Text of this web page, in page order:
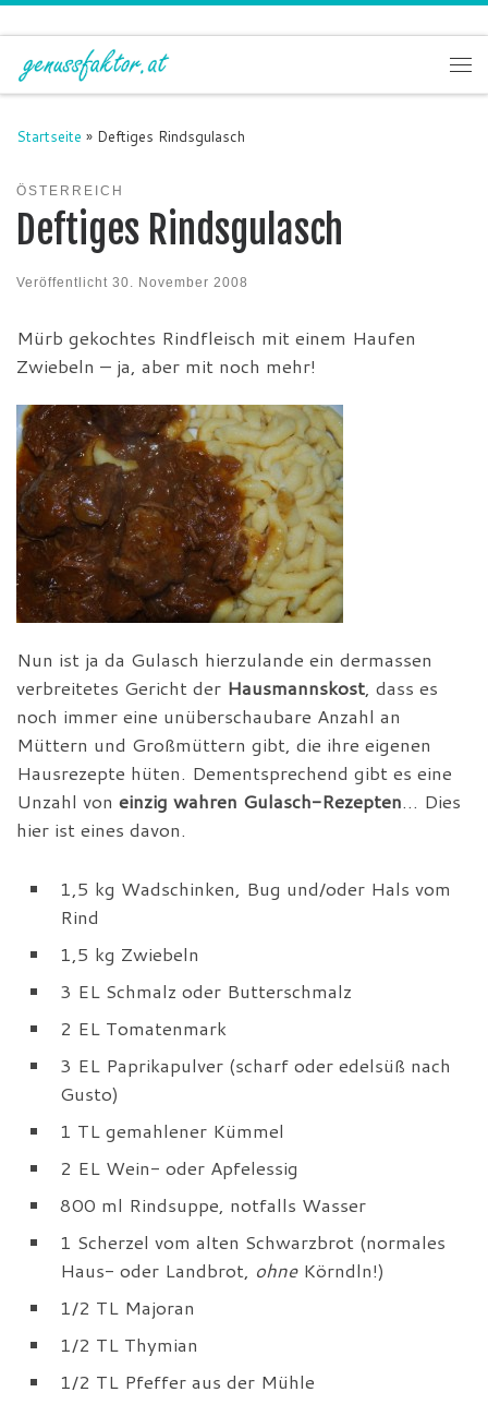
Zum Inhalt springen
Startseite » Deftiges Rindsgulasch
ÖSTERREICH
Deftiges Rindsgulasch
Veröffentlicht 30. November 2008
Mürb gekochtes Rindfleisch mit einem Haufen
Zwiebeln – ja, aber mit noch mehr!
Nun ist ja da Gulasch hierzulande ein dermassen
verbreitetes Gericht der Hausmannskost, dass es
noch immer eine unüberschaubare Anzahl an
Müttern und Großmüttern gibt, die ihre eigenen
Hausrezepte hüten. Dementsprechend gibt es eine
Unzahl von einzig wahren Gulasch-Rezepten… Dies
hier ist eines davon.
1,5 kg Wadschinken, Bug und/oder Hals vom
Rind
1,5 kg Zwiebeln
3 EL Schmalz oder Butterschmalz
2 EL Tomatenmark
3 EL Paprikapulver (scharf oder edelsüß nach
Gusto)
1 TL gemahlener Kümmel
2 EL Wein- oder Apfelessig
800 ml Rindsuppe, notfalls Wasser
1 Scherzel vom alten Schwarzbrot (normales
Haus- oder Landbrot, ohneKörndln!)
1/2 TL Majoran
1/2 TL Thymian
1/2 TL Pfeffer aus der Mühle